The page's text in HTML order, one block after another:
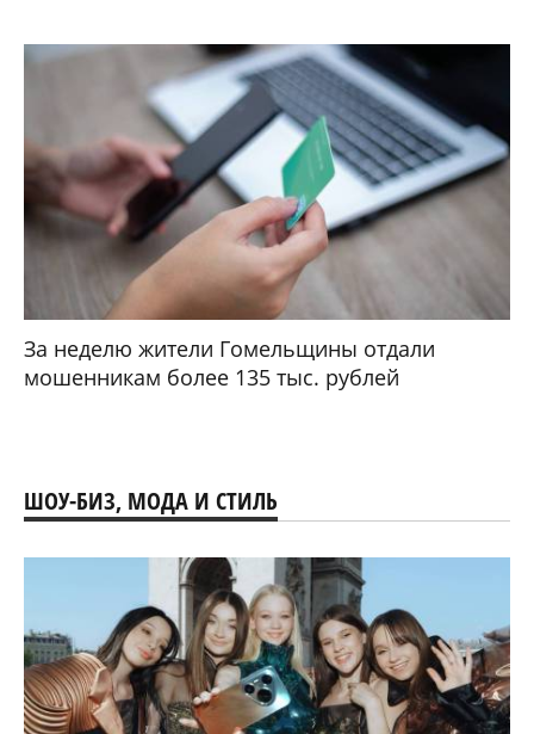
За неделю жители Гомельщины отдали
мошенникам более 135 тыс. рублей
ШОУ-БИЗ, МОДА И СТИЛЬ